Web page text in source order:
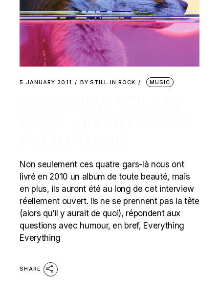
5 JANUARY 2011 BY STILL IN ROCK MUSIC
Non seulement ces quatre gars-là nous ont
livré en 2010 un album de toute beauté, mais
en plus, ils auront été au long de cet interview
réellement ouvert. Ils ne se prennent pas la tête
(alors qu’il y aurait de quoi), répondent aux
questions avec humour, en bref, Everything
Everything
SHARE